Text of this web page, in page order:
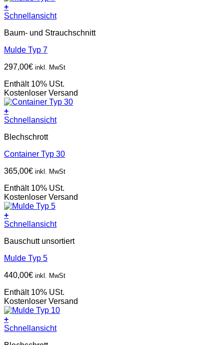
+
Schnellansicht
Baum- und Strauchschnitt
Mulde Typ 7
297,00€ inkl. MwSt
Enthält 10% USt.
Kostenloser Versand
+
Schnellansicht
Blechschrott
Container Typ 30
365,00€ inkl. MwSt
Enthält 10% USt.
Kostenloser Versand
+
Schnellansicht
Bauschutt unsortiert
Mulde Typ 5
440,00€ inkl. MwSt
Enthält 10% USt.
Kostenloser Versand
+
Schnellansicht